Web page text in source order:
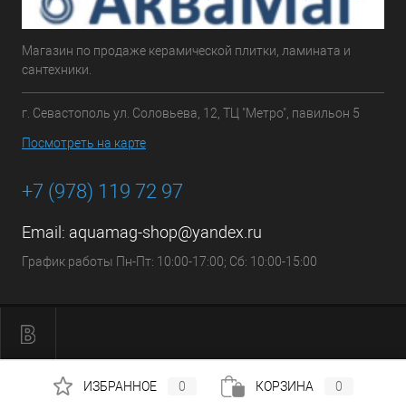
Магазин по продаже керамической плитки, ламината и
сантехники.
г. Севастополь ул. Соловьева, 12, ТЦ "Метро", павильон 5
Посмотреть на карте
+7 (978) 119 72 97
Email: aquamag-shop@yandex.ru
График работы Пн-Пт: 10:00-17:00; Сб: 10:00-15:00
ИЗБРАННОЕ 0 КОРЗИНА 0